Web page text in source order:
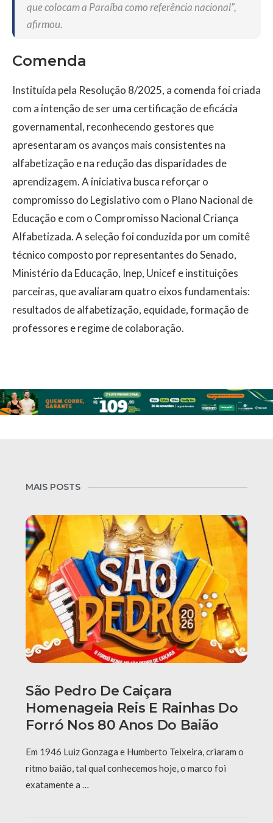
que colocam a Paraíba como referência nacional”,
afirmou.
Comenda
Instituída pela Resolução 8/2025, a comenda foi criada
com a intenção de ser uma certificação de eficácia
governamental, reconhecendo gestores que
apresentaram os avanços mais consistentes na
alfabetização e na redução das disparidades de
aprendizagem. A iniciativa busca reforçar o
compromisso do Legislativo com o Plano Nacional de
Educação e com o Compromisso Nacional Criança
Alfabetizada. A seleção foi conduzida por um comitê
técnico composto por representantes do Senado,
Ministério da Educação, Inep, Unicef e instituições
parceiras, que avaliaram quatro eixos fundamentais:
resultados de alfabetização, equidade, formação de
professores e regime de colaboração.
MAIS POSTS
São Pedro De Caiçara
Homenageia Reis E Rainhas Do
Forró Nos 80 Anos Do Baião
Em 1946 Luiz Gonzaga e Humberto Teixeira, criaram o
ritmo baião, tal qual conhecemos hoje, o marco foi
exatamente a …